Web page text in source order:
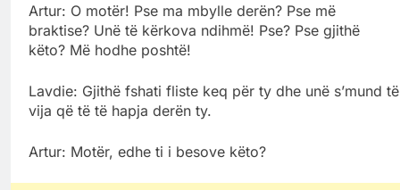
Artur: O motër! Pse ma mbylle derën? Pse më
braktise? Unë të kërkova ndihmë! Pse? Pse gjithë
këto? Më hodhe poshtë!
Lavdie: Gjithë fshati fliste keq për ty dhe unë s’mund të
vija që të të hapja derën ty.
Artur: Motër, edhe ti i besove këto?